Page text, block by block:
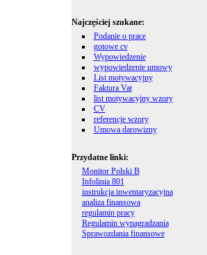
Najczęściej szukane:
Podanie o prace
gotowe cv
Wypowiedzenie
wypowiedzenie umowy
List motywacyjny
Faktura Vat
list motywacyjny wzory
CV
referencje wzory
Umowa darowizny
Przydatne linki:
Monitor Polski B
Infolinia 801
instrukcja inwentaryzacyjna
analiza finansowa
regulamin pracy
Regulamin wynagradzania
Sprawozdania finansowe